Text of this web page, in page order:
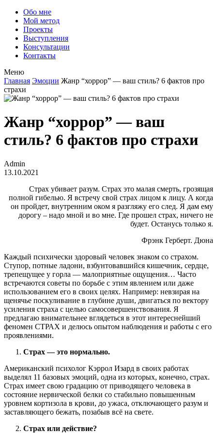
Обо мне
Мой метод
Проекты
Выступления
Консультации
Контакты
Меню
Главная Эмоции Жанр “хоррор” — ваш стиль? 6 фактов про
страхи
Жанр “хоррор” — ваш
стиль? 6 фактов про страхи
Admin
13.10.2021
Страх убивает разум. Страх это малая смерть, грозящая
полной гибелью. Я встречу свой страх лицом к лицу. А когда
он пройдет, внутренним оком я разгляжу его след. Я дам ему
дорогу – надо мной и во мне. Где прошел страх, ничего не
будет. Останусь только я.
Фрэнк Герберт. Дюна
Каждый психически здоровый человек знаком со страхом.
Ступор, потные ладони, взбунтовавшийся кишечник, сердце,
трепещущее у горла — малоприятные ощущения… Часто
встречаются советы по борьбе с этим явлением или даже
использованием его в своих целях. Например: невзирая на
щенячье поскуливание в глубине души, двигаться по вектору
усиления страха с целью самосовершенствования. Я
предлагаю внимательнее вглядеться в этот интереснейший
феномен СТРАХ и делюсь опытом наблюдения и работы с его
проявлениями.
Страх — это нормально.
Американский психолог Кэррол Изард в своих работах
выделял 11 базовых эмоций, одна из которых, конечно, страх.
Страх имеет свою градацию от приводящего человека в
состояние нервической белки со стабильно повышенным
уровнем кортизола в крови, до ужаса, отключающего разум и
заставляющего бежать, позабыв всё на свете.
Страх или действие?